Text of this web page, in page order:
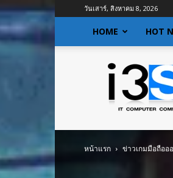
วันเสาร์, สิงหาคม 8, 2026
HOME HOT
I3siam
ข่าว
ไอที
ข้อมูล
ข่าวสาร
หน้าแรก ข่าวเกมมือถืออ